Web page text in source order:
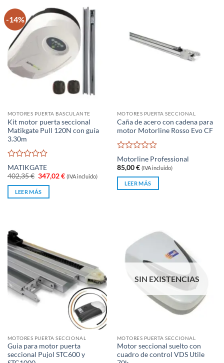
-14%
MOTORES PUERTA BASCULANTE
Kit motor puerta seccional
Matikgate Pull 120N con guía
3.30m
Valorado
con
0
5
MATIKGATE
402,35€ El
precio
original
era:
347,02€El
precio
(IVA incluido)
LEER MÁS
MOTORES PUERTA SECCIONAL
Caña de acero con cadena para
motor Motorline Rosso Evo CF
Valorado
con
0
5
Motorline Professional
85,00€ (IVA incluido)
LEER MÁS
MOTORES PUERTA SECCIONAL
Guia para motor puerta
seccional Pujol STC600 y
SIN EXISTENCIAS
MOTORES PUERTA SECCIONAL
Motor seccional suelto con
cuadro de control VDS Utile